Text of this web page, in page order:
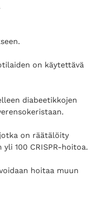
on käytettävä
diabeetikkojen
on räätälöity
100 CRISPR-hoitoa.
hoitaa muun